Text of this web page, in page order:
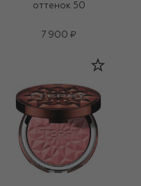
оттенок 50
7 900 ₽